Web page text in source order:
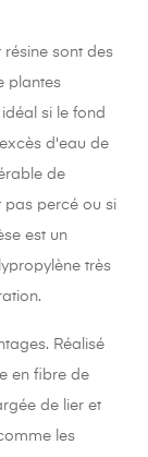
résine sont des
plantes
si le fond
d'eau de
de
pas percé ou si
est un
très
Réalisé
en fibre de
de lier et
les